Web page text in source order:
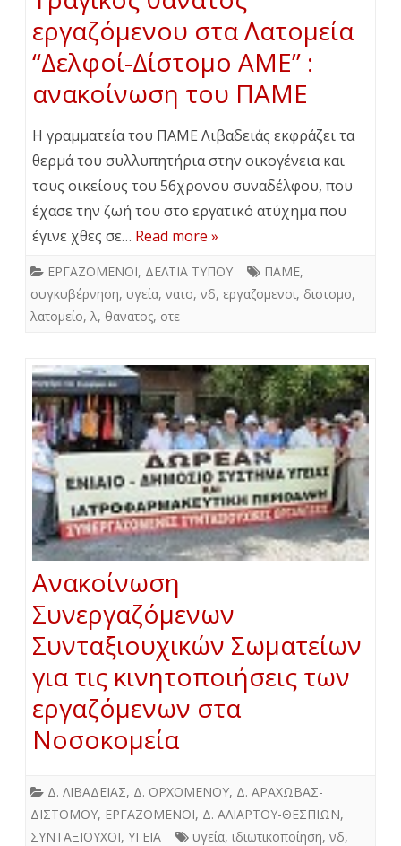
εργαζόμενου στα Λατομεία
“Δελφοί-Δίστομο ΑΜΕ” :
ανακοίνωση του ΠΑΜΕ
Η γραμματεία του ΠΑΜΕ Λιβαδειάς εκφράζει τα
θερμά του συλλυπητήρια στην οικογένεια και
τους οικείους του 56χρονου συναδέλφου, που
έχασε την ζωή του στο εργατικό ατύχημα που
έγινε χθες σε… Read more »
ΕΡΓΑΖΟΜΕΝΟΙ, ΔΕΛΤΙΑ ΤΥΠΟΥ ΠΑΜΕ,
συγκυβέρνηση, υγεία, νατο, νδ, εργαζομενοι, διστομο,
λατομείο, λ, θανατος, οτε
Ανακοίνωση
Συνεργαζόμενων
Συνταξιουχικών Σωματείων
για τις κινητοποιήσεις των
εργαζόμενων στα
Νοσοκομεία
Δ. ΛΙΒΑΔΕΙΑΣ, Δ. ΟΡΧΟΜΕΝΟΥ, Δ. ΑΡΑΧΩΒΑΣ-
ΔΙΣΤΟΜΟΥ, ΕΡΓΑΖΟΜΕΝΟΙ, Δ. ΑΛΙΑΡΤΟΥ-ΘΕΣΠΙΩΝ,
ΣΥΝΤΑΞΙΟΥΧΟΙ, ΥΓΕΙΑ υγεία, ιδιωτικοποίηση, νδ,